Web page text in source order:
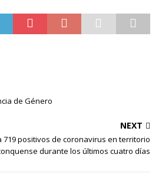
de Género
NEXT
719 positivos de coronavirus en territorio
durante los últimos cuatro días